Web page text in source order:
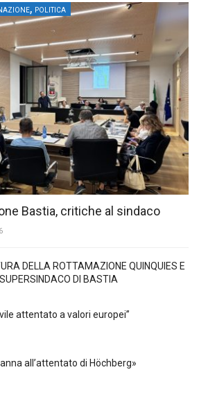
, POLITICA
Bastia, critiche al sindaco
DELLA ROTTAMAZIONE QUINQUIES E
DI BASTIA
attentato a valori europei”
all’attentato di Höchberg»